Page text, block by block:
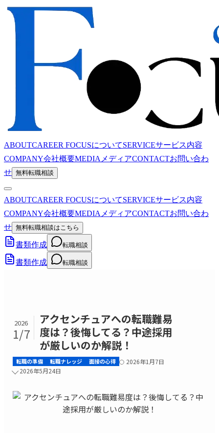
ABOUTCAREER FOCUSについてSERVICEサービス内容
COMPANY会社概要MEDIA メディアCONTACTお問い合わ
せ 無料転職相談
ABOUTCAREER FOCUSについてSERVICEサービス内容
COMPANY会社概要MEDIA メディアCONTACTお問い合わ
せ 無料転職相談はこちら
書類作成 転職相談
書類作成 転職相談
2026
1/7
アクセンチュアへの転職難易
度は？後悔してる？中途採用
が厳しいのか解説！
転職の準備 転職ナレッジ 面接の心得
2026年1月7日
2026年5月24日